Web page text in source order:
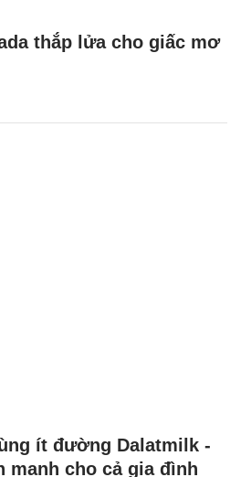
thắp lửa cho giấc mơ
ít đường Dalatmilk -
mạnh cho cả gia đình